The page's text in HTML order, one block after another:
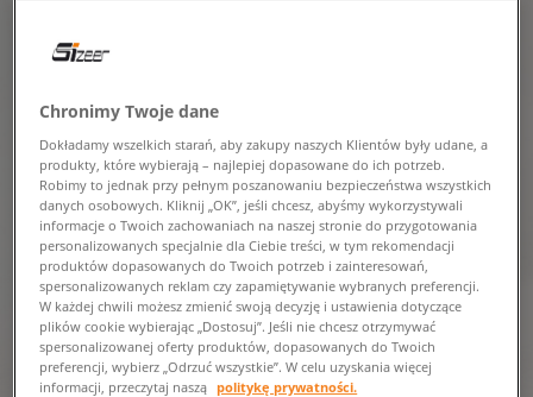
Chronimy Twoje dane
Dokładamy wszelkich starań, aby zakupy naszych Klientów były udane, a
produkty, które wybierają – najlepiej dopasowane do ich potrzeb.
Robimy to jednak przy pełnym poszanowaniu bezpieczeństwa wszystkich
danych osobowych. Kliknij „OK”, jeśli chcesz, abyśmy wykorzystywali
informacje o Twoich zachowaniach na naszej stronie do przygotowania
personalizowanych specjalnie dla Ciebie treści, w tym rekomendacji
produktów dopasowanych do Twoich potrzeb i zainteresowań,
spersonalizowanych reklam czy zapamiętywanie wybranych preferencji.
W każdej chwili możesz zmienić swoją decyzję i ustawienia dotyczące
plików cookie wybierając „Dostosuj”. Jeśli nie chcesz otrzymywać
spersonalizowanej oferty produktów, dopasowanych do Twoich
preferencji, wybierz „Odrzuć wszystkie”. W celu uzyskania więcej
informacji, przeczytaj naszą politykę prywatności.